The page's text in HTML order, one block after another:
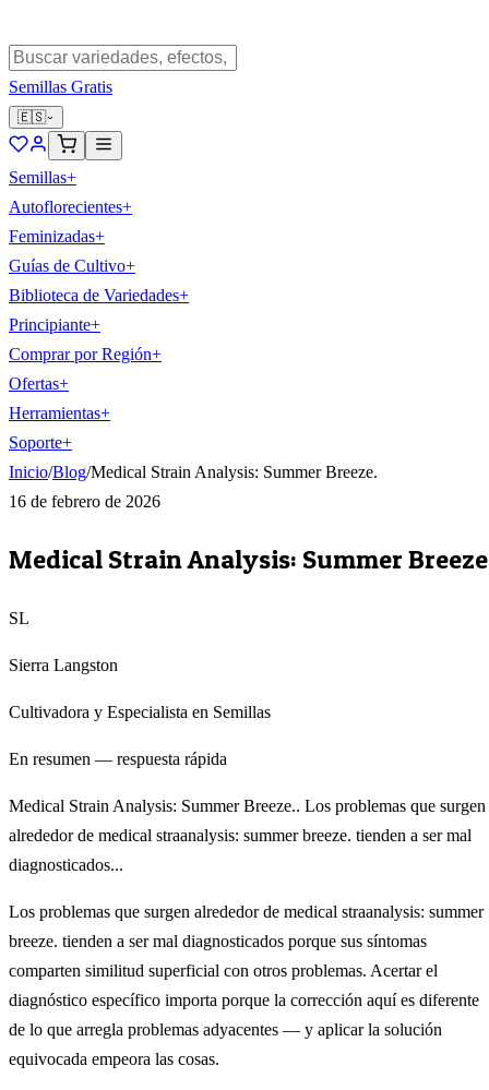
Semillas Gratis
🇪🇸
Semillas+
Autoflorecientes+
Feminizadas+
Guías de Cultivo+
Biblioteca de Variedades+
Principiante+
Comprar por Región+
Ofertas+
Herramientas+
Soporte+
Inicio/Blog/Medical Strain Analysis: Summer Breeze.
16 de febrero de 2026
Medical Strain Analysis: Summer
SL
Sierra Langston
Cultivadora y Especialista en Semillas
En resumen — respuesta rápida
Medical Strain Analysis: Summer Breeze.. Los problemas que surgen
alrededor de medical straanalysis: summer breeze. tienden a ser mal
diagnosticados...
Los problemas que surgen alrededor de medical straanalysis: summer
breeze. tienden a ser mal diagnosticados porque sus síntomas
comparten similitud superficial con otros problemas. Acertar el
diagnóstico específico importa porque la corrección aquí es diferente
de lo que arregla problemas adyacentes — y aplicar la solución
equivocada empeora las cosas.